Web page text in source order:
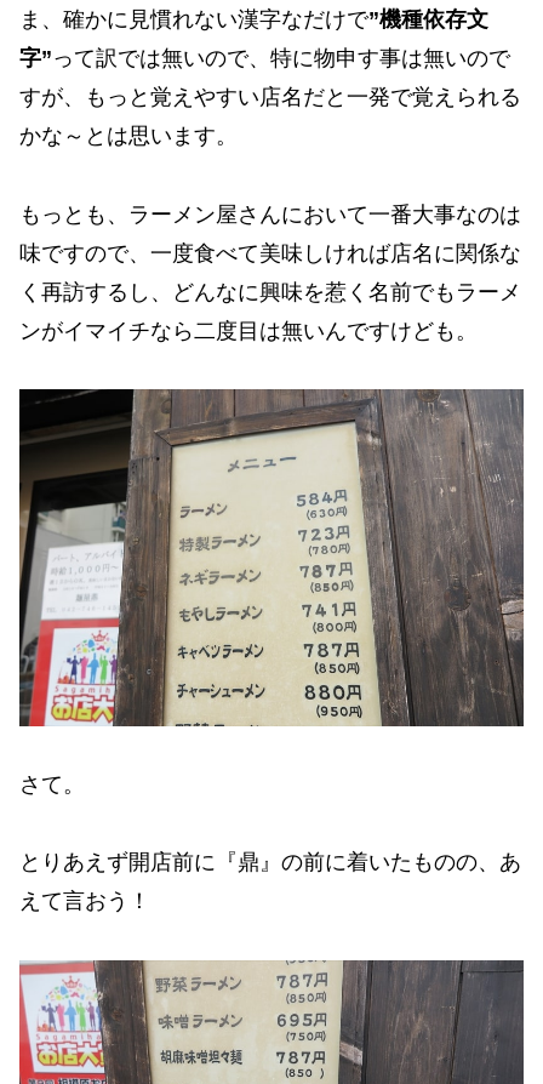
ま、確かに見慣れない漢字なだけで”機種依存文
字”って訳では無いので、特に物申す事は無いので
すが、もっと覚えやすい店名だと一発で覚えられる
かな～とは思います。
もっとも、ラーメン屋さんにおいて一番大事なのは
味ですので、一度食べて美味しければ店名に関係な
く再訪するし、どんなに興味を惹く名前でもラーメ
ンがイマイチなら二度目は無いんですけども。
さて。
とりあえず開店前に『鼎』の前に着いたものの、あ
えて言おう！